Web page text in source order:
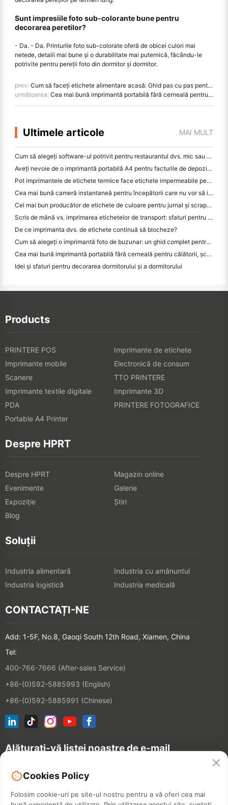
Sunt impresiile foto sub-colorante bune pentru
decorarea peretilor?
- Da. - Da. Printurile foto sub-colorate oferă de obicei culori mai
netede, detalii mai bune și o durabilitate mai puternică, făcându-le
potrivite pentru pereții foto din dormitor și dormitor.
prev: Cum să faceți etichete alimentare acasă: Ghid pas cu pas pentru întreprinderile mici de alimentare
următoarea: Cea mai bună imprimantă portabilă fără cerneală pentru călătorii, școală și lucru mobil: Hanin MT620 Pro Review
Ultimele articole MAI MULT
Cum să alegeți software-ul potrivit pentru restaurantul dvs. mic sau mediu
Aveți nevoie de o imprimantă portabilă A4 pentru facturile de depozit? Ce funcționează de fapt
Pot imprimantele de etichete termice face etichete impermeabile pentru produsele de afaceri mici?
Cea mai bună cameră instantaneă pentru începătorii care nu vor să irosească hârtia
Cel mai bun producător de etichete de culoare pentru jurnal și scrapbooking: adăugați mai multe culori la fiecare pagină
Scris de mână vs. imprimarea etichetelor de transport: sfaturi pentru întreprinderile mici în 2026
De ce imprimanta dvs. de etichete continuă să blocheze?
Cum să alegeți o imprimantă foto de buzunar: un ghid complet pentru utilizatorii de jurnal, călătorii și iPhone
Cea mai bună imprimantă portabilă fără cerneală pentru călătorii, școală și lucru mobil: Hanin MT620 Pro Review
Idei și sfaturi pentru decorarea dormitorului și a dormitorului
Products
PRINTERE POS
Imprimante de etichete
Imprimante mobile
Electronică de consum
Scanere
TTO PRINTERE
Imprimante textile digitale
Imprimante 3D
PDA
PRINTERE FOTOGRAFICE
Portable A4 Printer
Despre HPRT
Despre HPRT
Magazin online
Evenimente
Galerie
Expoziţie
Știri
Blog
Soluții
Industria alimentară
Industria cu amănuntul
Industria logistică
Industria medicală
CONTACTAȚI-NE
Add: 1-5F, No.8, Gaoqi South 12th Road, Xiamen, China
Tel:
400-766-7666 (After-sales Service)
+86-(0)592-5885993 (English)
+86-(0)592-5885991 (Chinese)
Alăturați-vă listei noastre de e-mail
Cookies Policy
Folosim cookie-uri pe site-ul nostru pentru a vă oferi cea mai